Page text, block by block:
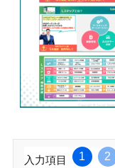
入力項目 1 2